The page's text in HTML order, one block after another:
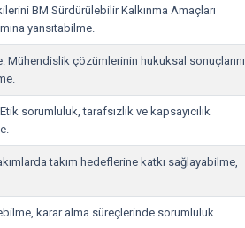
BM Sürdürülebilir Kalkınma Amaçları
yansıtabilme.
Mühendislik çözümlerinin hukuksal sonuçlarını
sorumluluk, tarafsızlık ve kapsayıcılık
takım hedeflerine katkı sağlayabilme,
karar alma süreçlerinde sorumluluk